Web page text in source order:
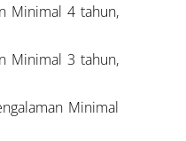
Minimal 4 tahun,
Minimal 3 tahun,
Minimal